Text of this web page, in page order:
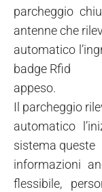
parcheggio
antenne che
automatico
badge Rfid
appeso.
Il parcheggio
automatico
sistema queste
informazioni
flessibile,